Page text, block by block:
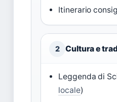
Itinerario
2 Cultura e
Leggenda di
locale)